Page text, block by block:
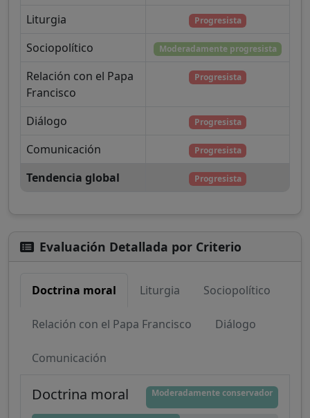
Liturgia Progresista
Sociopolítico Moderadamente progresista
Relación con el Papa
Francisco
Progresista
Diálogo Progresista
Comunicación Progresista
Tendencia global Progresista
Evaluación Detallada por Criterio
Doctrina moral Liturgia Sociopolítico
Relación con el Papa Francisco Diálogo
Comunicación
Doctrina moral Moderadamente conservador